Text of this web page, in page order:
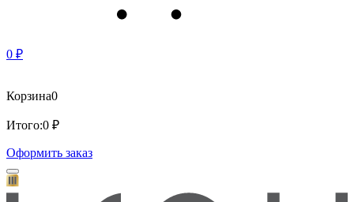
0 ₽
Корзина0
Итого:0 ₽
Оформить заказ